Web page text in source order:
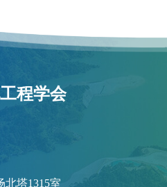
程学会
北塔1315室